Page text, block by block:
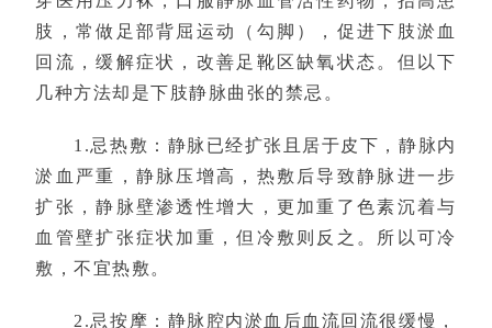
肢，常做足部背屈运动（勾脚），促进下肢淤血
回流，缓解症状，改善足靴区缺氧状态。但以下
几种方法却是下肢静脉曲张的禁忌。
1.忌热敷：静脉已经扩张且居于皮下，静脉内
淤血严重，静脉压增高，热敷后导致静脉进一步
扩张，静脉壁渗透性增大，更加重了色素沉着与
血管壁扩张症状加重，但冷敷则反之。所以可冷
敷，不宜热敷。
2.忌按摩：静脉腔内淤血后血流回流很缓慢，